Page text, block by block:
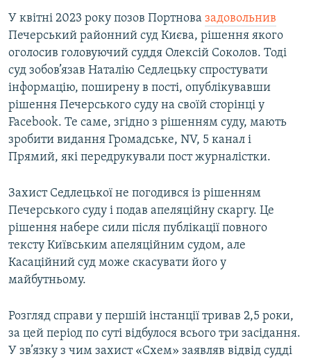
У квітні 2023 року позов Портнова задовольнив
Печерський районний суд Києва, рішення якого
оголосив головуючий суддя Олексій Соколов. Тоді
суд зобов’язав Наталію Седлецьку спростувати
інформацію, поширену в пості, опублікувавши
рішення Печерського суду на своїй сторінці у
Facebook. Те саме, згідно з рішенням суду, мають
зробити видання Громадське, NV, 5 канал і
Прямий, які передрукували пост журналістки.
Захист Седлецької не погодився із рішенням
Печерського суду і подав апеляційну скаргу. Це
рішення набере сили після публікації повного
тексту Київським апеляційним судом, але
Касаційний суд може скасувати його у
майбутньому.
Розгляд справи у першій інстанції тривав 2,5 роки,
за цей період по суті відбулося всього три засідання.
У зв’язку з чим захист «Схем» заявляв відвід судді